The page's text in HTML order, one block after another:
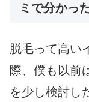
ミで分かっ
脱毛って高い
際、僕も以前
を少し検討し